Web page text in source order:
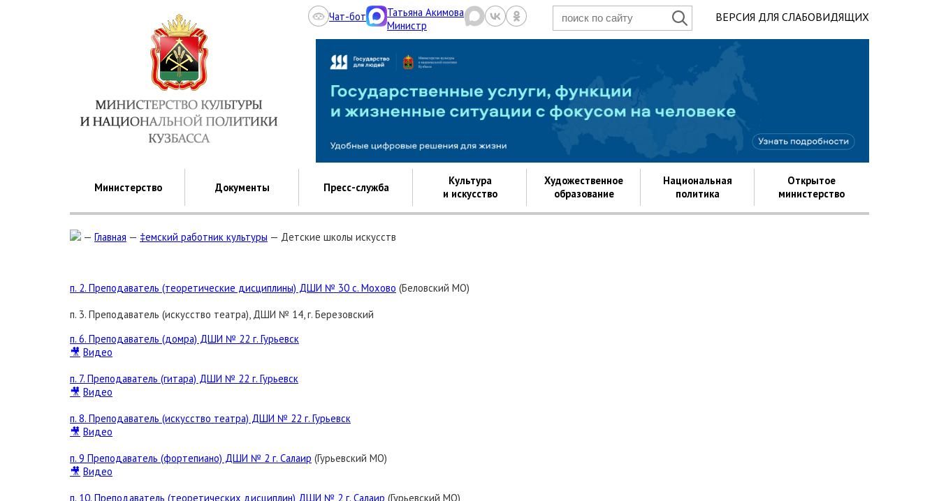
Чат-бот
Татьяна Акимова
Министр
ВЕРСИЯ ДЛЯ СЛАБОВИДЯЩИХ
Министерство Документы Пресс-служба
Культура
и искусство
Художественное
образование
Национальная
политика
Открытое
министерство
— Главная — ‡емский работник культуры — Детские школы искусств
п. 2. Преподаватель (теоретические дисциплины) ДШИ № 30 с. Мохово (Беловский МО)
п. 3. Преподаватель (искусство театра), ДШИ № 14, г. Березовский
п. 6. Преподаватель (домра) ДШИ № 22 г. Гурьевск
🎥 Видео
п. 7. Преподаватель (гитара) ДШИ № 22 г. Гурьевск
🎥 Видео
п. 8. Преподаватель (искусство театра) ДШИ № 22 г. Гурьевск
🎥 Видео
п. 9 Преподаватель (фортепиано) ДШИ № 2 г. Салаир (Гурьевский МО)
🎥 Видео
п. 10. Преподаватель (теоретических дисциплин) ДШИ № 2 г. Салаир (Гурьевский МО)